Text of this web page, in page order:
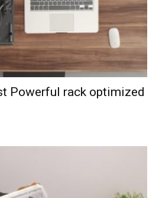
Powerful rack optimized